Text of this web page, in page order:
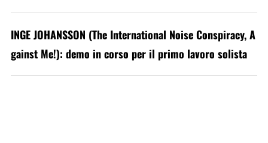
INGE JOHANSSON (The International Noise Conspiracy, A
gainst Me!): demo in corso per il primo lavoro solista